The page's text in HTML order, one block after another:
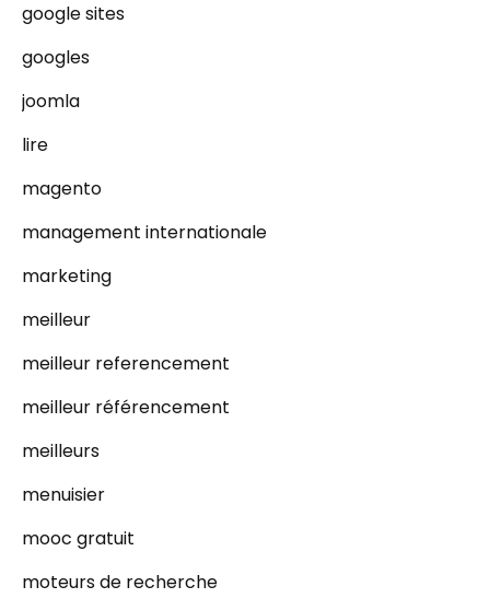
google sites
googles
joomla
lire
magento
management internationale
marketing
meilleur
meilleur referencement
meilleur référencement
meilleurs
menuisier
mooc gratuit
moteurs de recherche